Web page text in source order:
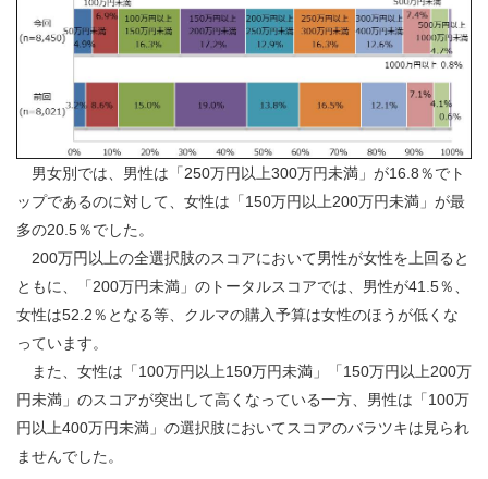
男女別では、男性は「250万円以上300万円未満」が16.8％でト
ップであるのに対して、女性は「150万円以上200万円未満」が最
多の20.5％でした。
200万円以上の全選択肢のスコアにおいて男性が女性を上回ると
ともに、「200万円未満」のトータルスコアでは、男性が41.5％、
女性は52.2％となる等、クルマの購入予算は女性のほうが低くな
っています。
また、女性は「100万円以上150万円未満」「150万円以上200万
円未満」のスコアが突出して高くなっている一方、男性は「100万
円以上400万円未満」の選択肢においてスコアのバラツキは見られ
ませんでした。